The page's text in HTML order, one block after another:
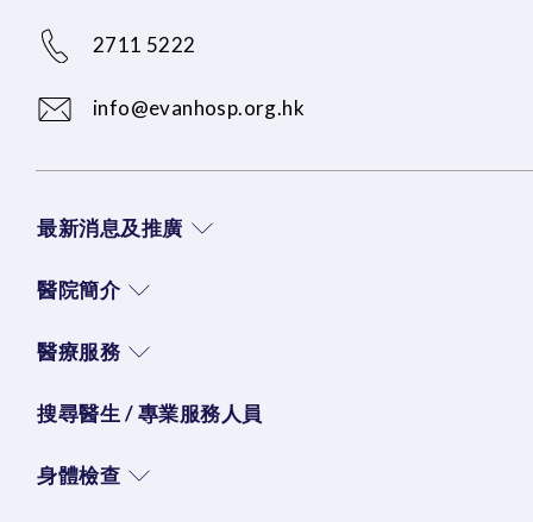
2711 5222
info@evanhosp.org.hk
最新消息及推廣
醫院簡介
醫療服務
搜尋醫生 / 專業服務人員
身體檢查